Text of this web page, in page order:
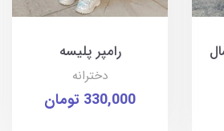
رامپر پلیسه
دخترانه
330,000 تومان